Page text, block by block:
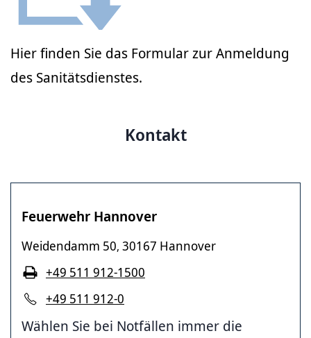
Hier finden Sie das Formular zur Anmeldung
des Sanitätsdienstes.
Kontakt
Feuerwehr Hannover
Weidendamm 50, 30167 Hannover
+49 511 912-0
+49 511 912-1500
Wählen Sie bei Notfällen immer die